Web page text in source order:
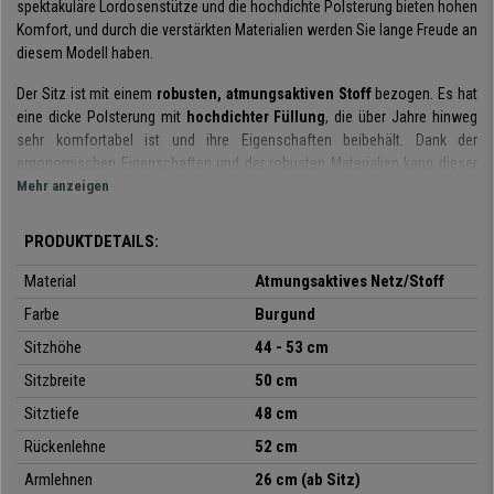
spektakuläre Lordosenstütze und die hochdichte Polsterung bieten hohen
Komfort, und durch die verstärkten Materialien werden Sie lange Freude an
diesem Modell haben.
Der Sitz ist mit einem robusten, atmungsaktiven Stoffbezogen. Es hat
eine dicke Polsterung mit hochdichter Füllung, die über Jahre hinweg
sehr komfortabel ist und ihre Eigenschaften beibehält. Dank der
ergonomischen Eigenschaften und der robusten Materialien kann dieser
Stuhl über einen langen Zeitraum mit maximaler Garantie verwendet
Wie schon auf den Fotos zu erkennen ist, hat er eine
geformte Rückenlehne
und mit integrierter Lordosenstütze. Dadurch
Körperhaltung jederzeit gewährleistet. Deratmungsaktive Netzbezug
sehr widerstandsfähig und sorgt für eine gute Belüftung.
Ein weiteres Plus an Komfort bietet dieintegrierte Wippmechanik
kann die Rückenlehne entweder frei wippen oder in einer festen Position
an das Gewicht des Benutzers angepasst werden.
mehr Bewegungsfreiheit, was sich wiederum positiv auf Ihre Gesundheit
Mehr anzeigen
PRODUKTDETAILS:
Material
Atmungsaktives Netz/Stoff
Farbe
Burgund
Sitzhöhe
44 - 53 cm
Sitzbreite
50 cm
Sitztiefe
48 cm
Rückenlehne
52 cm
Armlehnen
26 cm (ab Sitz)